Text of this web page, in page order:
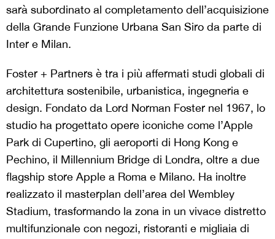
sarà subordinato al completamento dell’acquisizione
della Grande Funzione Urbana San Siro da parte di
Inter e Milan.
Foster + Partners è tra i più affermati studi globali di
architettura sostenibile, urbanistica, ingegneria e
design. Fondato da Lord Norman Foster nel 1967, lo
studio ha progettato opere iconiche come l’Apple
Park di Cupertino, gli aeroporti di Hong Kong e
Pechino, il Millennium Bridge di Londra, oltre a due
flagship store Apple a Roma e Milano. Ha inoltre
realizzato il masterplan dell’area del Wembley
Stadium, trasformando la zona in un vivace distretto
multifunzionale con negozi, ristoranti e migliaia di